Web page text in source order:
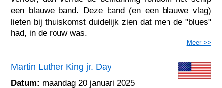
een blauwe band. Deze band (en een blauwe vlag)
lieten bij thuiskomst duidelijk zien dat men de "blues"
had, in de rouw was.
Meer >>
Martin Luther King jr. Day
Datum: maandag 20 januari 2025